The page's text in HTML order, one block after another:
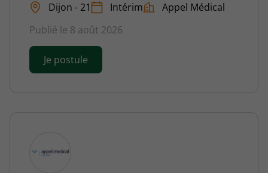
Dijon - 21 Intérim
Appel Médical
Publié le 8 août 2026
Je postule